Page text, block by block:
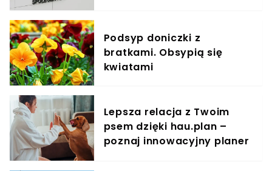
Podsyp doniczki z
bratkami. Obsypią się
kwiatami
Lepsza relacja z Twoim
psem dzięki hau.plan –
poznaj innowacyjny planer